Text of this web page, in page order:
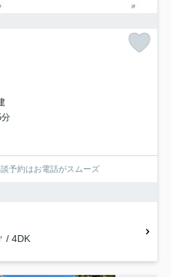
予約はお電話がスムーズ
/ 4DK